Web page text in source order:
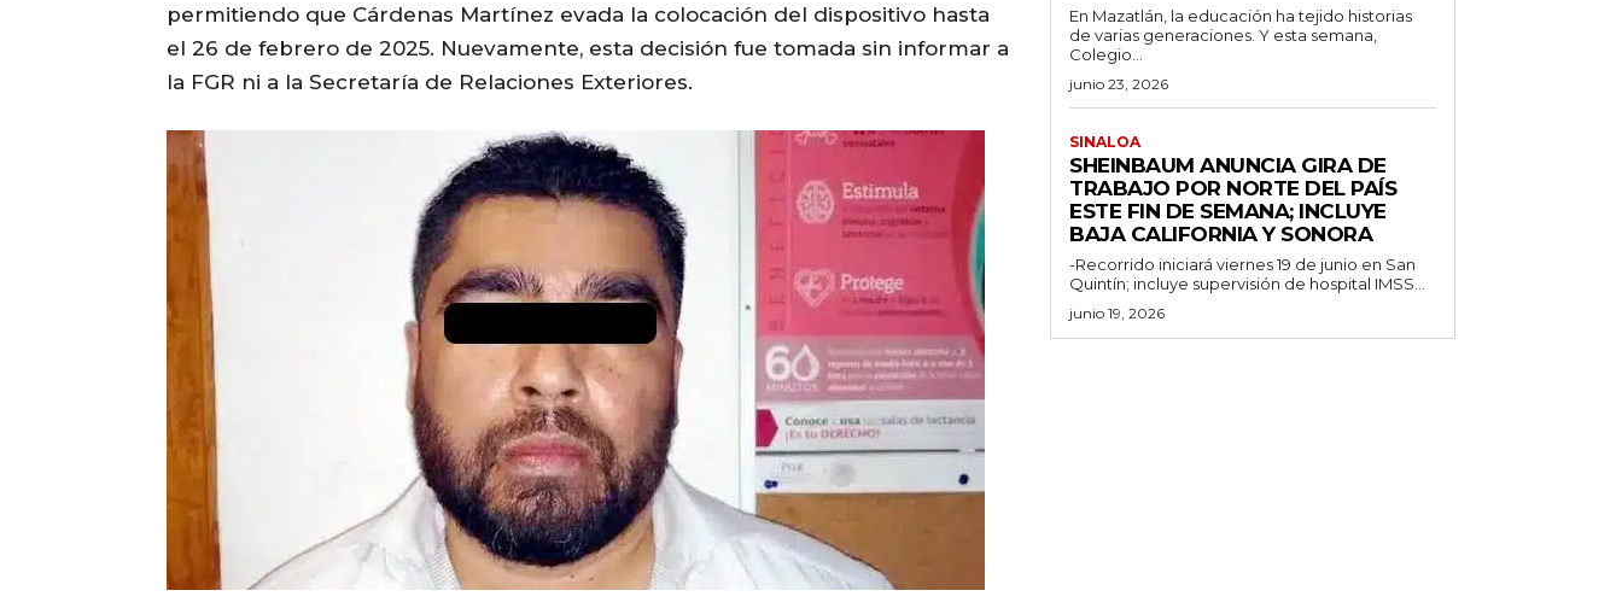
permitiendo que Cárdenas Martínez evada la colocación del dispositivo hasta
el 26 de febrero de 2025. Nuevamente, esta decisión fue tomada sin informar a
la FGR ni a la Secretaría de Relaciones Exteriores.
En Mazatlán, la educación ha tejido historias
de varias generaciones. Y esta semana,
Colegio...
junio 23, 2026
SINALOA
SHEINBAUM ANUNCIA GIRA DE
TRABAJO POR NORTE DEL PAÍS
ESTE FIN DE SEMANA; INCLUYE
BAJA CALIFORNIA Y SONORA
-Recorrido iniciará viernes 19 de junio en San
Quintín; incluye supervisión de hospital IMSS...
junio 19, 2026